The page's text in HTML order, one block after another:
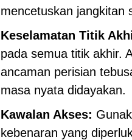
mencetuskan jangkitan
Keselamatan Titik
pada semua titik akhir.
ancaman perisian
masa nyata didayakan.
Kawalan Akses:
kebenaran yang